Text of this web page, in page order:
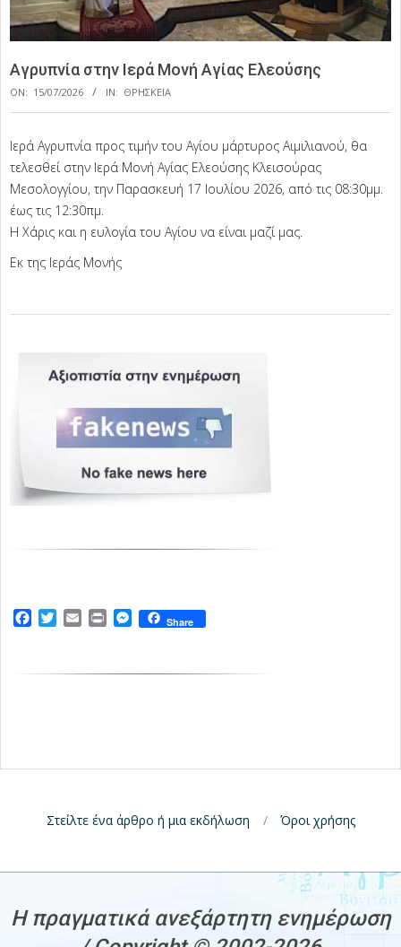
Αγρυπνία στην Ιερά Μονή Αγίας Ελεούσης
ON: 15/07/2026 IN: ΘΡΗΣΚΕΙΑ
Ιερά Αγρυπνία προς τιμήν του Αγίου μάρτυρος Αιμιλιανού, θα
τελεσθεί στην Ιερά Μονή Αγίας Ελεούσης Κλεισούρας
Μεσολογγίου, την Παρασκευή 17 Ιουλίου 2026, από τις 08:30μμ.
έως τις 12:30πμ.
Η Χάρις και η ευλογία του Αγίου να είναι μαζί μας.
Εκ της Ιεράς Μονής
Facebook
TwitterEmailPrintMessenger
Share
Στείλτε ένα άρθρο ή μια εκδήλωση Όροι χρήσης
H πραγματικά ανεξάρτητη ενημέρωση